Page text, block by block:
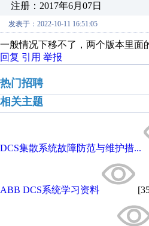
注册：2017年6月07日
发表于：2022-10-11 16:51:05
一般情况下移不了，两个版本里面
回复 引用 举报
热门招聘
相关主题
DCS集散系统故障防范与维护措...
ABB DCS系统学习资料